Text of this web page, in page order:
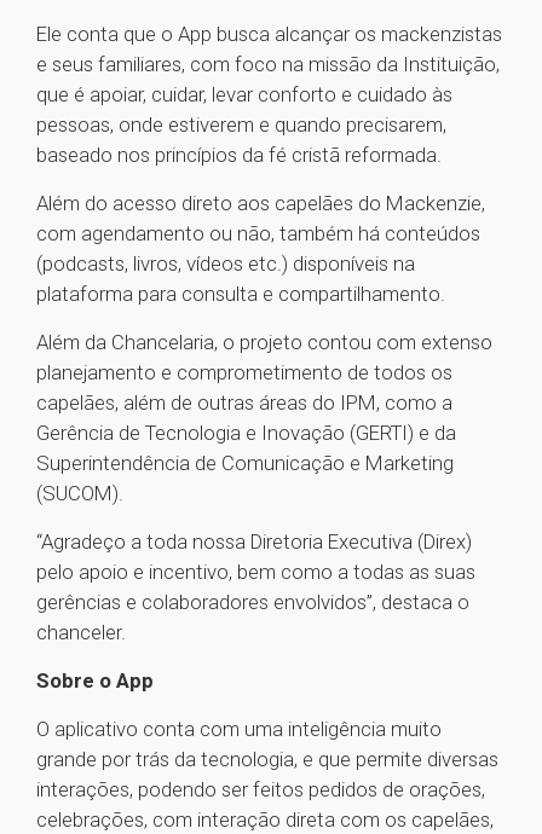
Ele conta que o App busca alcançar os mackenzistas
e seus familiares, com foco na missão da Instituição,
que é apoiar, cuidar, levar conforto e cuidado às
pessoas, onde estiverem e quando precisarem,
baseado nos princípios da fé cristã reformada.
Além do acesso direto aos capelães do Mackenzie,
com agendamento ou não, também há conteúdos
(podcasts, livros, vídeos etc.) disponíveis na
plataforma para consulta e compartilhamento.
Além da Chancelaria, o projeto contou com extenso
planejamento e comprometimento de todos os
capelães, além de outras áreas do IPM, como a
Gerência de Tecnologia e Inovação (GERTI) e da
Superintendência de Comunicação e Marketing
(SUCOM).
“Agradeço a toda nossa Diretoria Executiva (Direx)
pelo apoio e incentivo, bem como a todas as suas
gerências e colaboradores envolvidos”, destaca o
chanceler.
Sobre o App
O aplicativo conta com uma inteligência muito
grande por trás da tecnologia, e que permite diversas
interações, podendo ser feitos pedidos de orações,
celebrações, com interação direta com os capelães,